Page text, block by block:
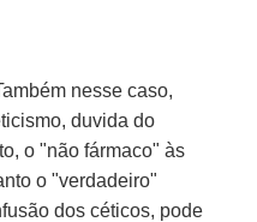
nesse caso,
duvida do
o "não fármaco" às
o "verdadeiro"
dos céticos, pode